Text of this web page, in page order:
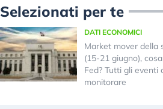
Selezionati per te
DATI ECONOMICI
Market mover della
(15-21 giugno),
Fed? Tutti gli eventi
monitorare